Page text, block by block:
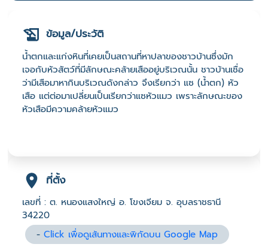
ข้อมูล/ประวัติ
น้ำตกและแก่งหินที่เคยเป็นสถานที่หาปลาของชาวบ้านซึ่งมัก
เจอกับหัวสัตว์ที่มีลักษณะคล้ายเสืออยู่บริเวณนั้น ชาวบ้านเชื่อ
ว่ามีเสือมาหากินบริเวณดังกล่าว จึงเรียกว่า แซ (น้ำตก) หัว
เสือ แต่ต่อมาเปลี่ยนเป็นเรียกว่าแซหัวแมว เพราะลักษณะของ
หัวเสือมีความคล้ายหัวแมว
ที่ตั้ง
เลขที่ : ต. หนองแสงใหญ่ อ. โขงเจียม จ. อุบลราชธานี
34220
-Click เพื่อดูเส้นทางและพิกัดบน Google Map